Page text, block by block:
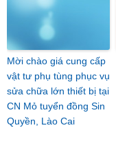
Mời chào giá cung cấp
vật tư phụ tùng phục vụ
sửa chữa lớn thiết bị tại
CN Mỏ tuyển đồng Sin
Quyền, Lào Cai